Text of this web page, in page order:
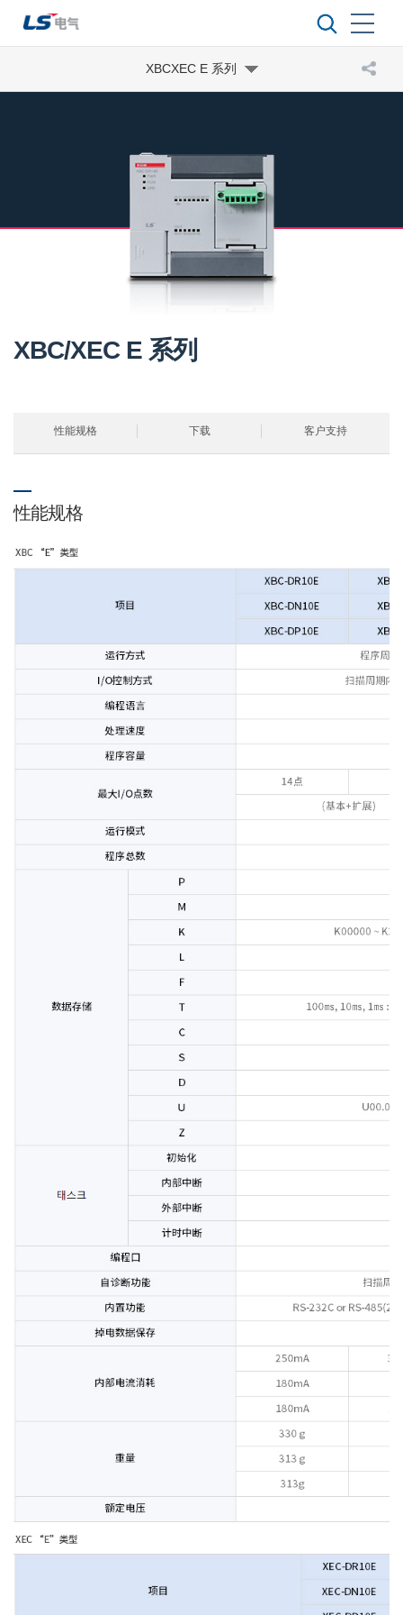
XBCXEC E 系列
XBC/XEC E 系列
性能规格 下载 客户支持
性能规格